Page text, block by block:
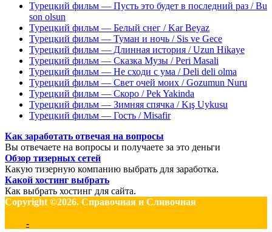
Турецкий фильм — Пусть это будет в последний раз / Bu
son olsun
Турецкий фильм — Белый снег / Kar Beyaz
Турецкий фильм — Туман и ночь / Sis ve Gece
Турецкий фильм — Длинная история / Uzun Hikaye
Турецкий фильм — Сказка Музы / Peri Masali
Турецкий фильм — Не сходи с ума / Deli deli olma
Турецкий фильм — Свет очей моих / Gozumun Nuru
Турецкий фильм — Скоро / Pek Yakinda
Турецкий фильм — Зимняя спячка / Kış Uykusu
Турецкий фильм — Гость / Misafir
Как заработать отвечая на вопросы
Вы отвечаете на вопросы и получаете за это деньги
Обзор тизерных сетей
Какую тизерную компанию выбрать для заработка.
Какой хостинг выбрать
Как выбрать хостинг для сайта.
Copyright ©2026. Справочная и Сливочная
-